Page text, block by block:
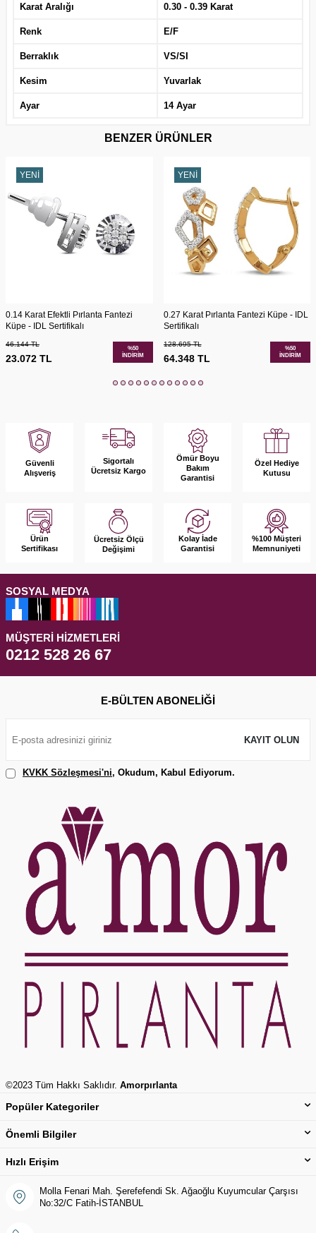
Karat Aralığı 0.30 - 0.39 Karat
Renk E/F
Berraklık VS/SI
Kesim Yuvarlak
Ayar 14 Ayar
BENZER ÜRÜNLER
YENI
0.14 Karat Efektli Pırlanta Fantezi
Küpe - IDL Sertifikalı
46.144TL
23.072 TL
%50
İNDIRIM
YENI
0.27 Karat Pırlanta Fantezi Küpe - IDL
Sertifikalı
128.695TL
64.348TL
%50
İNDIRIM
Güvenli
Alışveriş
Sigortalı
Ücretsiz Kargo
Ömür Boyu
Bakım
Garantisi
Özel Hediye
Kutusu
Ürün
Sertifikası
Ücretsiz Ölçü
Değişimi
Kolay İade
Garantisi
%100 Müşteri
Memnuniyeti
SOSYAL MEDYA
MÜŞTERI HIZMETLERI
0212 528 26 67
E-BÜLTEN ABONELIĞI
KAYIT OLUN
KVKK Sözleşmesi'ni, Okudum, Kabul Ediyorum.
©2023 Tüm Hakkı Saklıdır. Amorpırlanta
Popüler Kategoriler
Önemli Bilgiler
Hızlı Erişim
Molla Fenari Mah. Şerefefendi Sk. Ağaoğlu Kuyumcular Çarşısı
No:32/C Fatih-İSTANBUL